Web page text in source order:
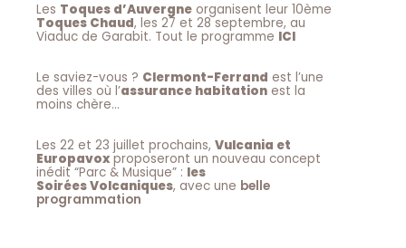
Les Toques d’Auvergne organisent leur 10ème
Toques Chaud, les 27 et 28 septembre, au
Viaduc de Garabit. Tout le programme ICI
Le saviez-vous ? Clermont-Ferrand est l’une
des villes où l’assurance habitation est la
moins chère…
Les 22 et 23 juillet prochains, Vulcania et
Europavox proposeront un nouveau concept
inédit “Parc & Musique” : les
Soirées Volcaniques, avec une belle
programmation